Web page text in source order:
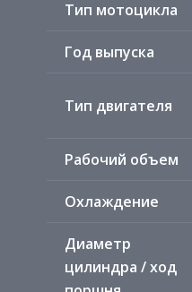
Тип мотоцикла
Год выпуска
Тип двигателя
Рабочий объем
Охлаждение
Диаметр
цилиндра / ход